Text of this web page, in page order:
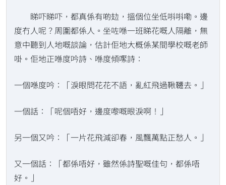
睇吓睇吓，都真係有啲攰，搵個位坐低唞唞嘞。邊
度冇人呢？周圍都係人。坐咗喺一班睇花嘅人隔離，無
意中聽到人地嘅談論，估計佢地大概係某間學校嘅老師
啩。佢地正喺度吟詩、喺度傾𡁵詩：
一個喺度吟：「淚眼問花花不語，亂紅飛過鞦韆去。」
一個話：「呢個唔好，邊度嚟嘅眼淚啊！」
另一個又吟：「一片花飛減卻春，風飄萬點正愁人。」
又一個話：「都係唔好，雖然係詩聖嘅佳句，都係唔
好。」